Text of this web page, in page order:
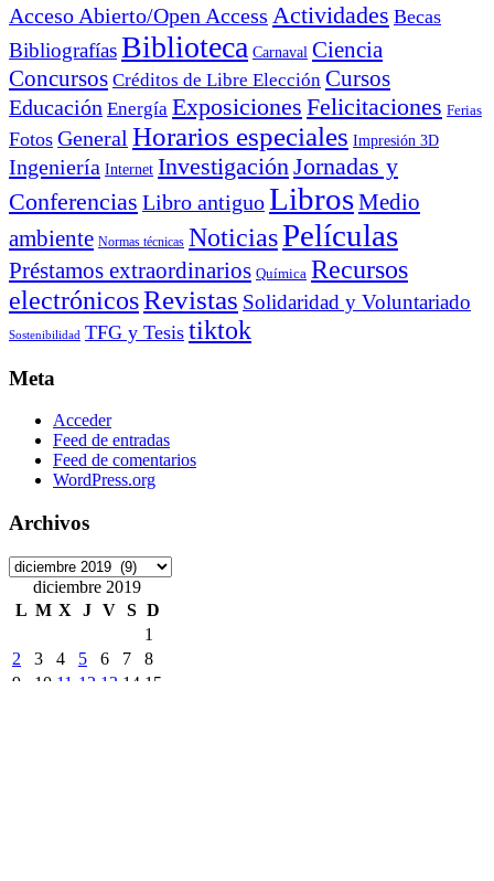
Acceso Abierto/Open Access Actividades Becas
BibliografíasBiblioteca Carnaval Ciencia
Concursos Créditos de Libre Elección Cursos
Educación Energía Exposiciones Felicitaciones Ferias
Fotos General Horarios especiales Impresión 3D
Ingeniería Internet Investigación Jornadas y
Conferencias Libro antiguoLibrosMedio
ambiente Normas técnicas NoticiasPelículas
Préstamos extraordinarios Química Recursos
electrónicosRevistas Solidaridad y Voluntariado
Sostenibilidad TFG y Tesis tiktok
Meta
Acceder
Feed de entradas
Feed de comentarios
WordPress.org
Archivos
Archivos
diciembre 2019
L M X J V S D
1
2
3 4 5 6 7
8
9
10 11 12 13 14 15